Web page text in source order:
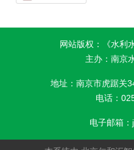
网站版权：《水利
主办：南京
地址：南京市虎踞关
电话：
电子邮箱：